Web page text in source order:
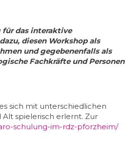
für das interaktive
diesen Workshop als
und gegebenenfalls als
Fachkräfte und Personen
sich mit unterschiedlichen
spielerisch erlernt. Zur
schulung-im-rdz-pforzheim/